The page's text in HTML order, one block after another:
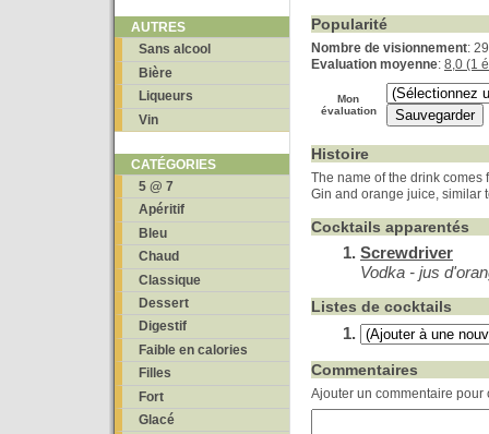
AUTRES
Sans alcool
Bière
Liqueurs
Vin
CATÉGORIES
5 @ 7
Apéritif
Bleu
Chaud
Classique
Dessert
Digestif
Faible en calories
Filles
Fort
Glacé
Popularité
Nombre de visionnement:
Evaluation moyenne: 8,0 (1
Mon
évaluation
Histoire
The name of the drink comes
Gin and orange juice, similar
Cocktails apparentés
Screwdriver
Vodka - jus
Listes de cocktails
Commentaires
Ajouter un commentaire pour